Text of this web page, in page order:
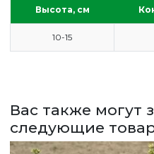
ГЛАВНАЯ
ПРАЙС
ВЕРНУТСЯ НА
Высота, см
10-15
Вас также могут
следующие